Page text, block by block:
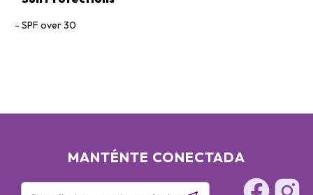
Methyl Methacrylate Crosspolymer, Alumina, Polysilicone-2,
SPF over 30
MANTÉNTE CONECTADA